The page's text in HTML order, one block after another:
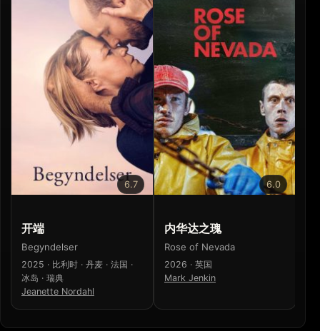
6.7
开端
Begyndelser
2025 · 比利时 · 丹麦 · 法国 ·
冰岛 · 瑞典
Jeanette Nordahl
6.0
内华达之瑰
Rose of Nevada
2026 · 英国
Mark Jenkin